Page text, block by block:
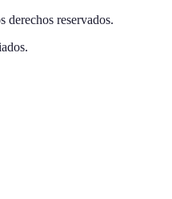
derechos reservados.